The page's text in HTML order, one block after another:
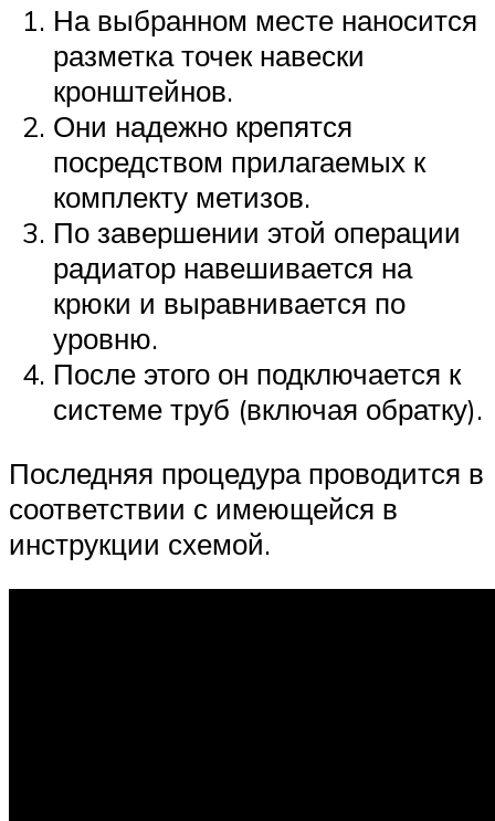
На выбранном месте наносится
разметка точек навески
кронштейнов.
Они надежно крепятся
посредством прилагаемых к
комплекту метизов.
По завершении этой операции
радиатор навешивается на
крюки и выравнивается по
уровню.
После этого он подключается к
системе труб (включая обратку).
Последняя процедура проводится в
соответствии с имеющейся в
инструкции схемой.